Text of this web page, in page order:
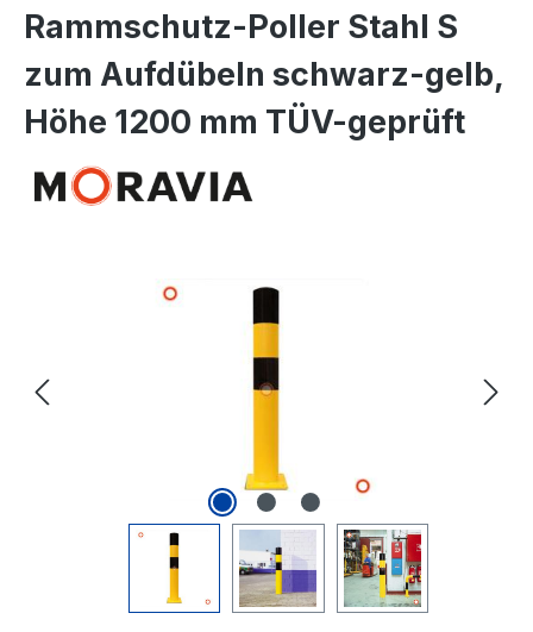
Rammschutz-Poller Stahl S
zum Aufdübeln schwarz-gelb,
Höhe 1200 mm TÜV-geprüft